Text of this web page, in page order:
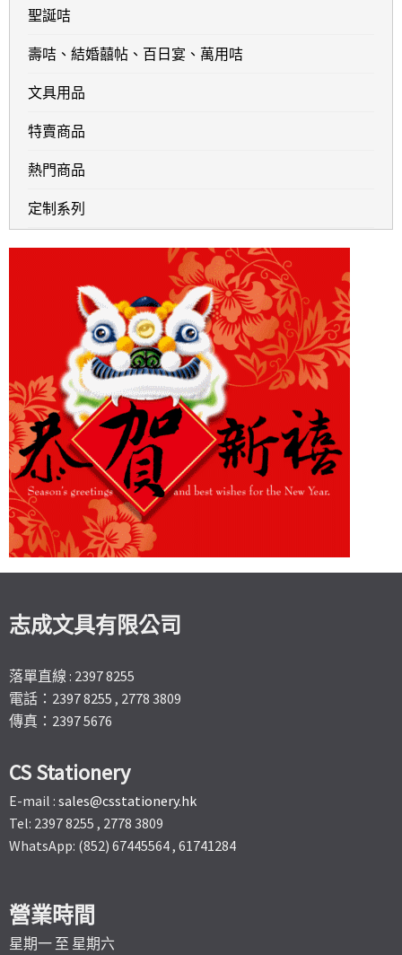
聖誕咭
壽咭、結婚囍帖、百日宴、萬用咭
文具用品
特賣商品
熱門商品
定制系列
志成文具有限公司
落單直線 : 2397 8255
電話：2397 8255 , 2778 3809
傳真：2397 5676
CS Stationery
E-mail : sales@csstationery.hk
Tel: 2397 8255 , 2778 3809
WhatsApp: (852) 67445564 , 61741284
營業時間
星期一 至 星期六